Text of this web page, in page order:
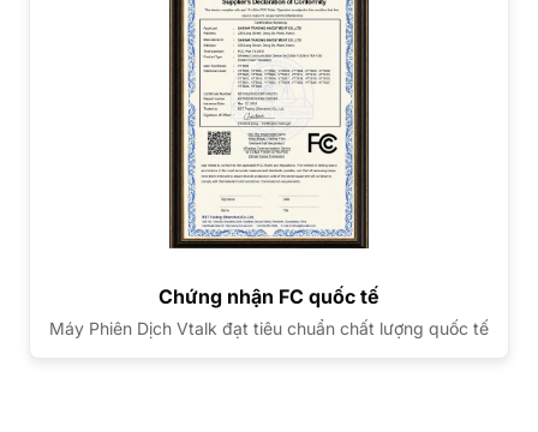
Chứng nhận FC quốc tế
Máy Phiên Dịch Vtalk đạt tiêu chuẩn chất lượng quốc tế